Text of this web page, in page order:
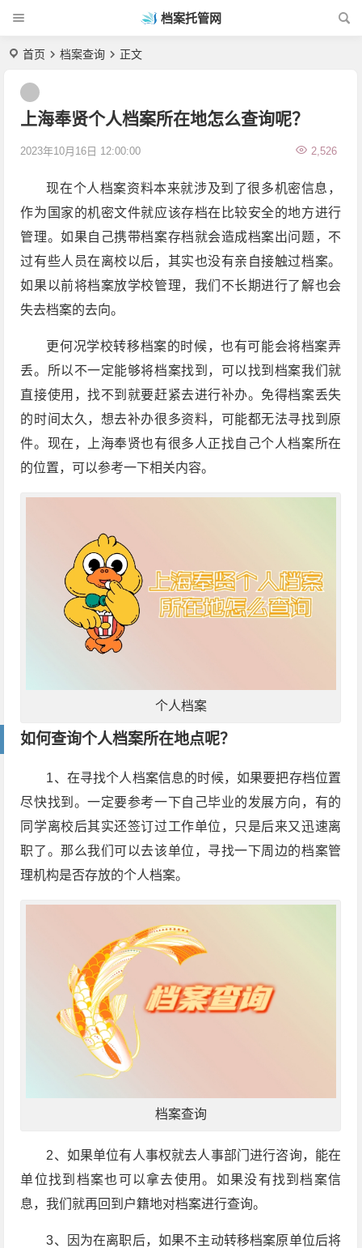
档案托管网
首页 档案查询 正文
上海奉贤个人档案所在地怎么查询呢？
2023年10月16日 12:00:00 2,526
现在个人档案资料本来就涉及到了很多机密信息，
作为国家的机密文件就应该存档在比较安全的地方进行
管理。如果自己携带档案存档就会造成档案出问题，不
过有些人员在离校以后，其实也没有亲自接触过档案。
如果以前将档案放学校管理，我们不长期进行了解也会
失去档案的去向。
更何况学校转移档案的时候，也有可能会将档案弄
丢。所以不一定能够将档案找到，可以找到档案我们就
直接使用，找不到就要赶紧去进行补办。免得档案丢失
的时间太久，想去补办很多资料，可能都无法寻找到原
件。现在，上海奉贤也有很多人正找自己个人档案所在
的位置，可以参考一下相关内容。
个人档案
如何查询个人档案所在地点呢？
1、在寻找个人档案信息的时候，如果要把存档位置
尽快找到。一定要参考一下自己毕业的发展方向，有的
同学离校后其实还签订过工作单位，只是后来又迅速离
职了。那么我们可以去该单位，寻找一下周边的档案管
理机构是否存放的个人档案。
档案查询
2、如果单位有人事权就去人事部门进行咨询，能在
单位找到档案也可以拿去使用。如果没有找到档案信
息，我们就再回到户籍地对档案进行查询。
3、因为在离职后，如果不主动转移档案原单位后将